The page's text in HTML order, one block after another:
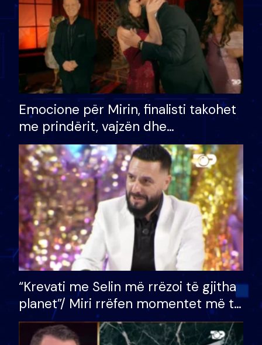
Emocione për Mirin, finalisti takohet
me prindërit, vajzën dhe
bashkëshorten: S’kemi ndonjë letër
divorci apo jo?
“Krevati me Selin më rrëzoi të gjitha
planet”/ Miri rrëfen momentet më të
bukura në shtëpinë e BB VIP: Do më
mungojë zilja e mëngjesit kur…